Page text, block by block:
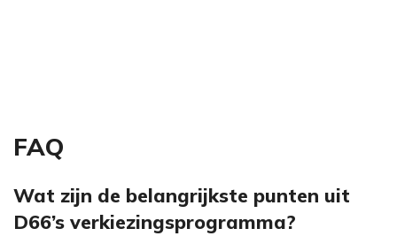
FAQ
Wat zijn de belangrijkste punten uit
D66’s verkiezingsprogramma?